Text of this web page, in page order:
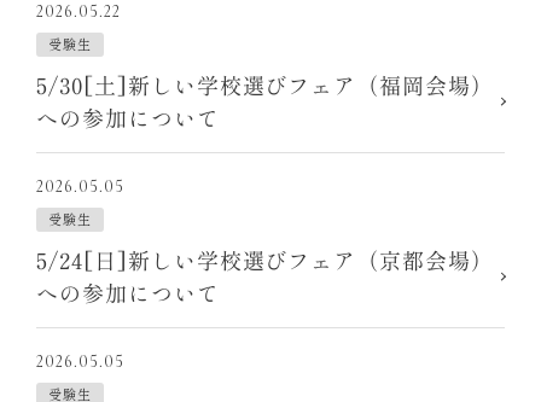
2026.05.22
受験生
5/30[土]新しい学校選びフェア（福岡会場）
への参加について
2026.05.05
受験生
5/24[日]新しい学校選びフェア（京都会場）
への参加について
2026.05.05
受験生